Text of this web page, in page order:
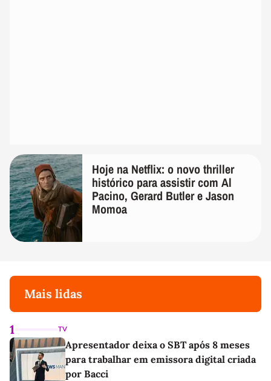
Hoje na Netflix: o novo thriller
histórico para assistir com Al
Pacino, Gerard Butler e Jason
Momoa
Mais lidas
1 TV
Apresentador deixa o SBT após 8 meses
para trabalhar em emissora digital criada
por Bacci